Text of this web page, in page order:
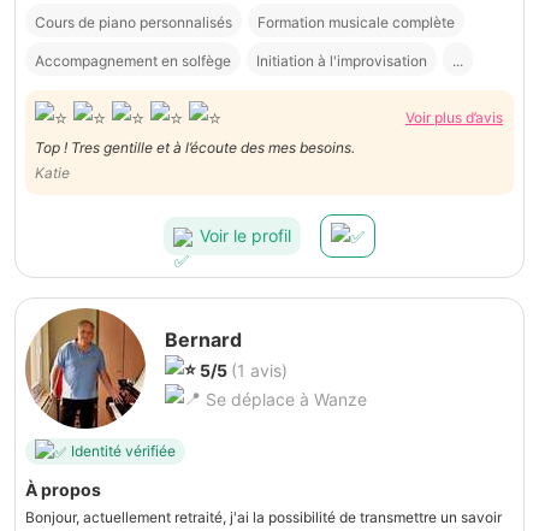
Cours de piano personnalisés Formation musicale complète
Accompagnement en solfège Initiation à l'improvisation ...
Voir plus d’avis
Top ! Tres gentille et à l’écoute des mes besoins.
Katie
Voir le profil
Bernard
5/5 (1 avis)
Se déplace à Wanze
Identité vérifiée
À propos
Bonjour, actuellement retraité, j'ai la possibilité de transmettre un savoir